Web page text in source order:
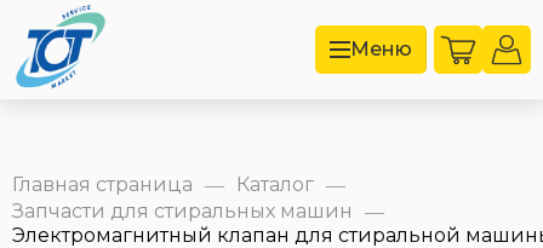
Меню
Главная страница — Каталог —
Запчасти для стиральных машин —
Электромагнитный клапан для стиральной